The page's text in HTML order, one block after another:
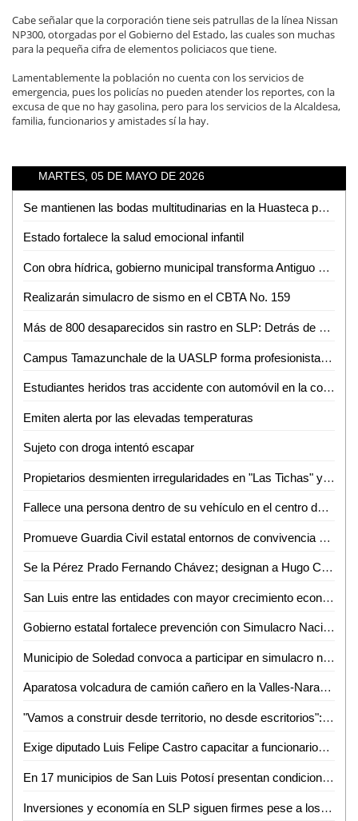
Cabe señalar que la corporación tiene seis patrullas de la línea Nissan
NP300, otorgadas por el Gobierno del Estado, las cuales son muchas
para la pequeña cifra de elementos policiacos que tiene.
Lamentablemente la población no cuenta con los servicios de
emergencia, pues los policías no pueden atender los reportes, con la
excusa de que no hay gasolina, pero para los servicios de la Alcaldesa,
familia, funcionarios y amistades sí la hay.
MARTES, 05 DE MAYO DE 2026
Se mantienen las bodas multitudinarias en la Huasteca pese a nuevas tendencias
Estado fortalece la salud emocional infantil
Con obra hídrica, gobierno municipal transforma Antiguo Tambolón
Realizarán simulacro de sismo en el CBTA No. 159
Más de 800 desaparecidos sin rastro en SLP: Detrás de cada número hay una historia pendiente
Campus Tamazunchale de la UASLP forma profesionistas preparados para enfrentar retos del ámbito financiero
Estudiantes heridos tras accidente con automóvil en la colonia Pueblo Nuevo
Emiten alerta por las elevadas temperaturas
Sujeto con droga intentó escapar
Propietarios desmienten irregularidades en "Las Tichas" y acusa de violencia al MHD
Fallece una persona dentro de su vehículo en el centro de Aquismón
Promueve Guardia Civil estatal entornos de convivencia y fortalecimiento familiar en el altiplano
Se la Pérez Prado Fernando Chávez; designan a Hugo Contreras como delegado del PRI en San Luis
San Luis entre las entidades con mayor crecimiento económico
Gobierno estatal fortalece prevención con Simulacro Nacional
Municipio de Soledad convoca a participar en simulacro nacional este 6 de mayo
Aparatosa volcadura de camión cañero en la Valles-Naranjo; afortunadamente nadie salió herido
"Vamos a construir desde territorio, no desde escritorios": Morena rumbo al 2027
Exige diputado Luis Felipe Castro capacitar a funcionarios tras muerte de un perrito en Valles
En 17 municipios de San Luis Potosí presentan condiciones anormalmente secas
Inversiones y economía en SLP siguen firmes pese a los hechos en Sinaloa